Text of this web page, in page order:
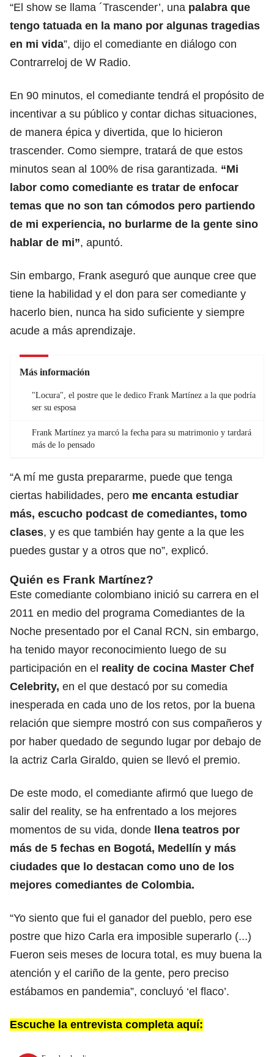
“El show se llama ´Trascender’, una palabra que
tengo tatuada en la mano por algunas tragedias
en mi vida”, dijo el comediante en diálogo con
Contrarreloj de W Radio.
En 90 minutos, el comediante tendrá el propósito de
incentivar a su público y contar dichas situaciones,
de manera épica y divertida, que lo hicieron
trascender. Como siempre, tratará de que estos
minutos sean al 100% de risa garantizada. “Mi
labor como comediante es tratar de enfocar
temas que no son tan cómodos pero partiendo
de mi experiencia, no burlarme de la gente sino
hablar de mi”, apuntó.
Sin embargo, Frank aseguró que aunque cree que
tiene la habilidad y el don para ser comediante y
hacerlo bien, nunca ha sido suficiente y siempre
acude a más aprendizaje.
Más información
"Locura", el postre que le dedico Frank Martínez a la que podría
ser su esposa
Frank Martínez ya marcó la fecha para su matrimonio y tardará
más de lo pensado
“A mí me gusta prepararme, puede que tenga
ciertas habilidades, pero me encanta estudiar
más, escucho podcast de comediantes, tomo
clases, y es que también hay gente a la que les
puedes gustar y a otros que no”, explicó.
Quién es Frank Martínez?
Este comediante colombiano inició su carrera en el
2011 en medio del programa Comediantes de la
Noche presentado por el Canal RCN, sin embargo,
ha tenido mayor reconocimiento luego de su
participación en el reality de cocina Master Chef
Celebrity, en el que destacó por su comedia
inesperada en cada uno de los retos, por la buena
relación que siempre mostró con sus compañeros y
por haber quedado de segundo lugar por debajo de
la actriz Carla Giraldo, quien se llevó el premio.
De este modo, el comediante afirmó que luego de
salir del reality, se ha enfrentado a los mejores
momentos de su vida, donde llena teatros por
más de 5 fechas en Bogotá, Medellín y más
ciudades que lo destacan como uno de los
mejores comediantes de Colombia.
“Yo siento que fui el ganador del pueblo, pero ese
postre que hizo Carla era imposible superarlo (...)
Fueron seis meses de locura total, es muy buena la
atención y el cariño de la gente, pero preciso
estábamos en pandemia”, concluyó ‘el flaco’.
Escuche la entrevista completa aquí: